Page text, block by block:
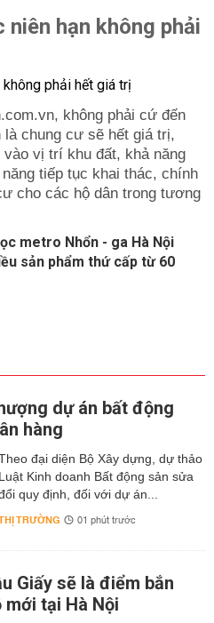
niên hạn không phải
không phải cứ đến
là chung cư sẽ hết giá trị,
vị trí khu đất, khả năng
tiếp tục khai thác, chính
cho các hộ dân trong tương
metro Nhổn - ga Hà Nội
sản phẩm thứ cấp từ 60
dự án bất động
hàng
đại diện Bộ Xây dựng, dự thảo
Luật Kinh doanh Bất động sản sửa
quy định, đối với dự án...
TRƯỜNG 01 phút trước
Giấy sẽ là điểm bắn
mới tại Hà Nội